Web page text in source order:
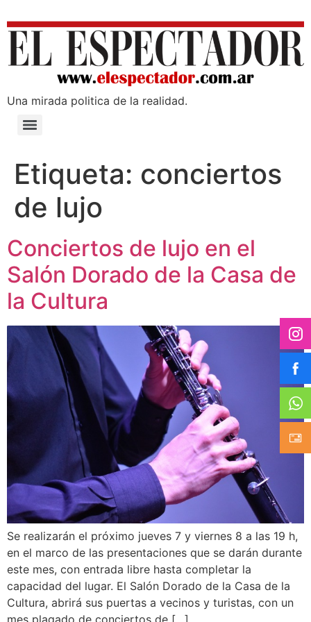
Una mirada poli­tica de la realidad.
Etiqueta: conciertos
de lujo
Conciertos de lujo en el
Salón Dorado de la Casa de
la Cultura
Se realizarán el próximo jueves 7 y viernes 8 a las 19 h,
en el marco de las presentaciones que se darán durante
este mes, con entrada libre hasta completar la
capacidad del lugar. El Salón Dorado de la Casa de la
Cultura, abrirá sus puertas a vecinos y turistas, con un